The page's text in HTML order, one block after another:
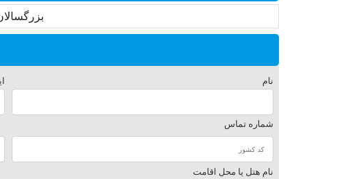
نام
شماره تماس
نام هتل یا محل اقامت